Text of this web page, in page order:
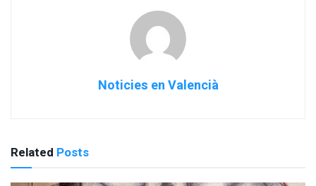
Noticies en Valencià
Related Posts